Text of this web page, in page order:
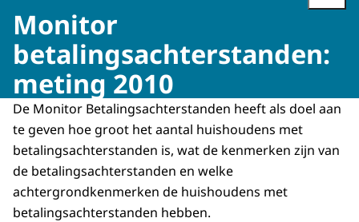
Monitor
betalingsachterstanden:
meting 2010
De Monitor Betalingsachterstanden heeft als doel aan
te geven hoe groot het aantal huishoudens met
betalingsachterstanden is, wat de kenmerken zijn van
de betalingsachterstanden en welke
achtergrondkenmerken de huishoudens met
betalingsachterstanden hebben.